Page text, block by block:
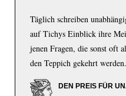
Täglich schreiben
auf Tichys Einblick ihre
jenen Fragen, die sonst oft
den Teppich gekehrt werden.
DEN PREIS FÜR